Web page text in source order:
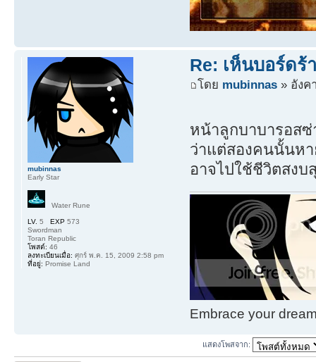
Re: เห็นบอร์ดร้
โดย mubinnas » อังค
หน้าลูกบาบารอส
ว่าแต่สองคนนั้นห
อาจไปใช้ชีวิตสง
Embrace your
mubinnas
Early Star
Water Rune
LV. 5 EXP 573
Swordman
Toran Republic
โพสต์: 46
ลงทะเบียนเมื่อ: ศุกร์ พ.ค. 15, 2009 2:58 pm
ที่อยู่: Promise Land
แสดงโพสจาก: